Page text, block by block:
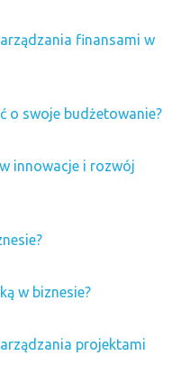
finansami w
o swoje budżetowanie?
innowacje i rozwój
w biznesie?
projektami